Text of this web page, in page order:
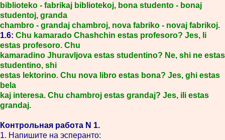
biblioteko - fabrikaj bibliotekoj, bona studento - bonaj
studentoj, granda
chambro - grandaj chambroj, nova fabriko - novaj fabrikoj.
1.6: Chu kamarado Chashchin estas profesoro? Jes, li
estas profesoro. Chu
kamaradino Jhuravljova estas studentino? Ne, shi ne estas
studentino, shi
estas lektorino. Chu nova libro estas bona? Jes, ghi estas
bela
kaj interesa. Chu chambroj estas grandaj? Jes, ili estas
grandaj.
Контрольная работа N 1.
1. Напишите на эсперанто: